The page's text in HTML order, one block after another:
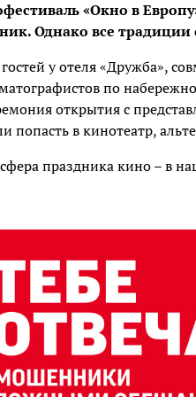
«Окно в
Однако все
у отеля «Дружба»,
по
открытия с
попасть в кинотеатр,
праздника кино – в